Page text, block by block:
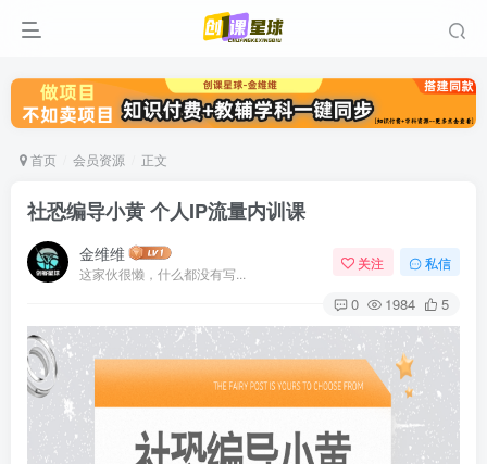
首页 会员资源 正文
社恐编导小黄 个人IP流量内训课
金维维
这家伙很懒，什么都没有写...
关注 私信
0 1984 5